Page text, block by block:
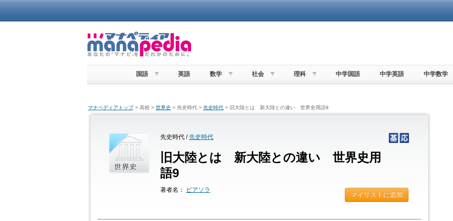
国語 英語 数学 社会 理科 中学国語 中学英語 中学数学
マナペディアトップ> 高校 > 世界史 > 先史時代 > 先史時代 > 旧大陸とは 新大陸との違い 世界史用語9
先史時代 /先史時代
旧大陸とは 新大陸との違い 世界史用
語9
著者名： ピアソラ
マイリストに追加